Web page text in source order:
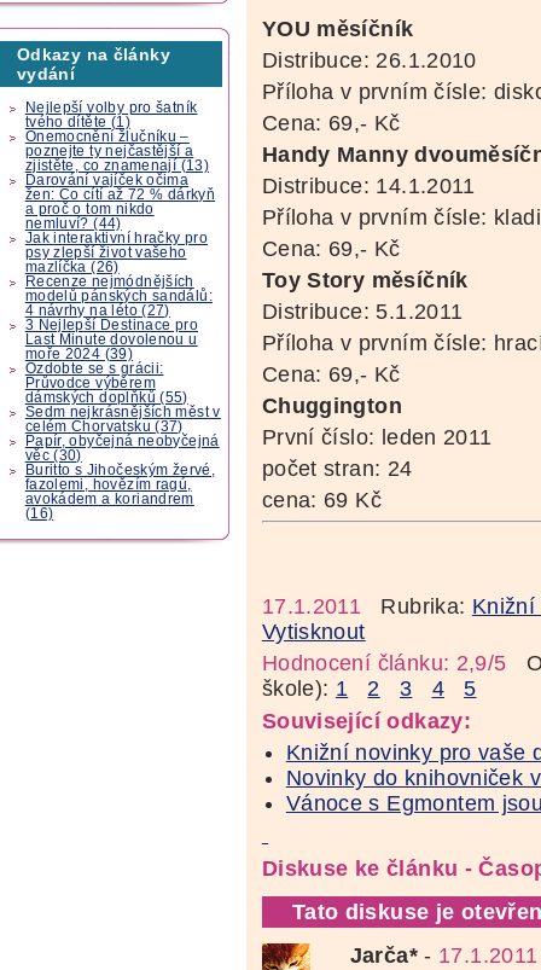
Odkazy na články
vydání
Nejlepší volby pro šatník
tvého dítěte (1)
Onemocnění žlučníku –
poznejte ty nejčastější a
zjistěte, co znamenají (13)
Darování vajíček očima
žen: Co cítí až 72 % dárkyň
a proč o tom nikdo
nemluví? (44)
Jak interaktivní hračky pro
psy zlepší život vašeho
mazlíčka (26)
Recenze nejmódnějších
modelů pánských sandálů:
4 návrhy na léto (27)
3 Nejlepší Destinace pro
Last Minute dovolenou u
moře 2024 (39)
Ozdobte se s grácii:
Průvodce výběrem
dámských doplňků (55)
Sedm nejkrásnějších měst v
celém Chorvatsku (37)
Papír, obyčejná neobyčejná
věc (30)
Buritto s Jihočeským žervé,
fazolemi, hovězím ragú,
avokádem a koriandrem
(16)
YOU měsíčník
Distribuce: 26.1.2010
Příloha v prvním čísle:
Cena: 69,- Kč
Handy Manny
Distribuce: 14.1.2011
Příloha v prvním čísle:
Cena: 69,- Kč
Toy Story měsíčník
Distribuce: 5.1.2011
Příloha v prvním čísle:
Cena: 69,- Kč
Chuggington
První číslo: leden 2011
počet stran: 24
cena: 69 Kč
17.1.2011 Rubrika: Knižní
Vytisknout
Hodnocení článku: 2,9/5
škole): 1 2 3 4
5
Související odkazy:
Knižní novinky pro vaše
Novinky do knihovniček
Vánoce s Egmontem
Diskuse ke článku -
Tato diskuse je
Jarča*-